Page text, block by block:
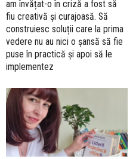
am învățat-o în criză a fost să
fiu creativă și curajoasă. Să
construiesc soluții care la prima
vedere nu au nici o șansă să fie
puse în practică și apoi să le
implementez